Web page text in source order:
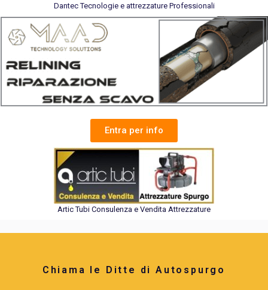
Dantec Tecnologie e attrezzature Professionali
Entra per info
Artic Tubi Consulenza e Vendita Attrezzature
Chiama le Ditte di Autospurgo